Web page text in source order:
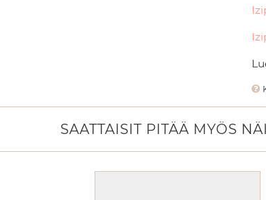
SAATTAISIT PITÄÄ MYÖS